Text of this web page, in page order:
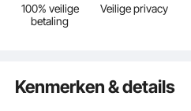
100% veilige
betaling
Veilige privacy
Kenmerken & details